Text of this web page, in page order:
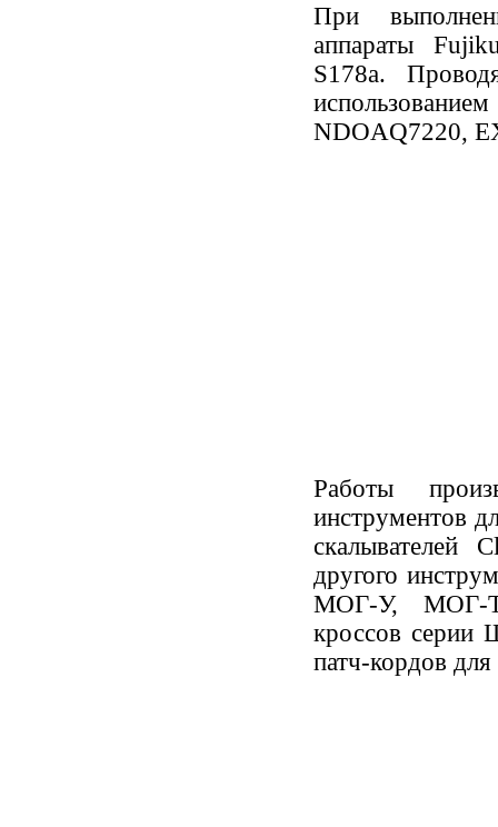
При
аппараты
S178a.
NDOAQ7220,
Работы
инструментов
скалывателей
другого
МОГ-У, МОГ-
кроссов
патч-кордов для